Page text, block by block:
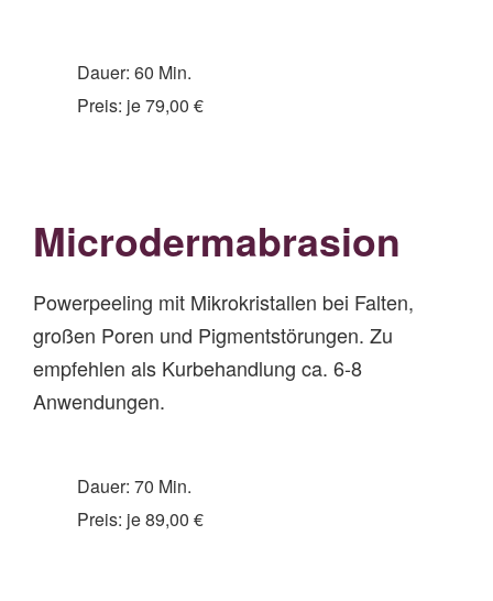
Dauer: 60 Min.
Preis: je 79,00 €
Microdermabrasion
Powerpeeling mit Mikrokristallen bei Falten,
großen Poren und Pigmentstörungen. Zu
empfehlen als Kurbehandlung ca. 6-8
Anwendungen.
Dauer: 70 Min.
Preis: je 89,00 €